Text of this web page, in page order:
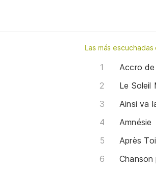
Las más
Accro
Le Soleil
Ainsi va
Amnésie
Après Toi
Chanson